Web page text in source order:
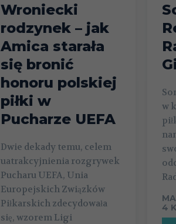
Wroniecki
rodzynek – jak
Amica starała
się bronić
honoru polskiej
piłki w
Pucharze UEFA
Dwie dekady temu, celem
uatrakcyjnienia rozgrywek
Pucharu UEFA, Unia
Europejskich Związków
Piłkarskich zdecydowała
się, wzorem Ligi
w
4